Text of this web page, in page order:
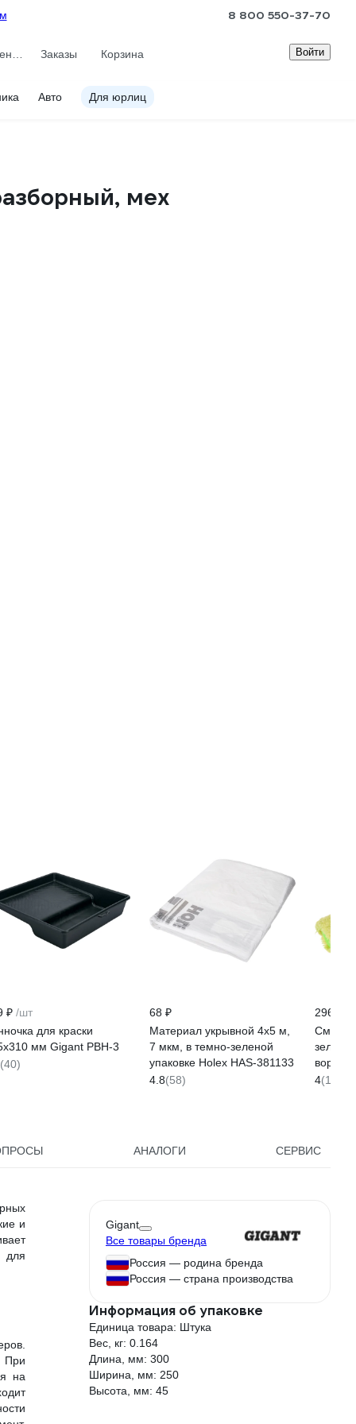
8 800 550-37-70
Заказы Корзина Войти
Авто Для юрлиц
мех
₽ /шт
для краски
мм Gigant PBH-3
(40)
68 ₽
Материал укрывной 4х5 м,
7 мкм, в темно-зеленой
упаковке Holex HAS-381133
4.8(58)
296 ₽
ворс
02-02-
4(1)
АНАЛОГИ СЕРВИС
и
для
При
на
Gigant
Все товары бренда
Россия — родина бренда
Россия — страна производства
Информация об упаковке
Единица товара: Штука
Вес, кг: 0.164
Длина, мм: 300
Ширина, мм: 250
Высота, мм: 45